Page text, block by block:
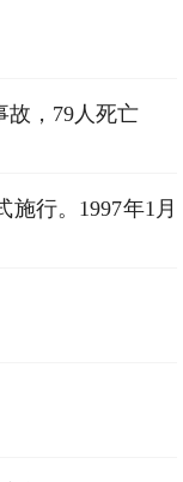
故，79人死亡
施行。1997年1月